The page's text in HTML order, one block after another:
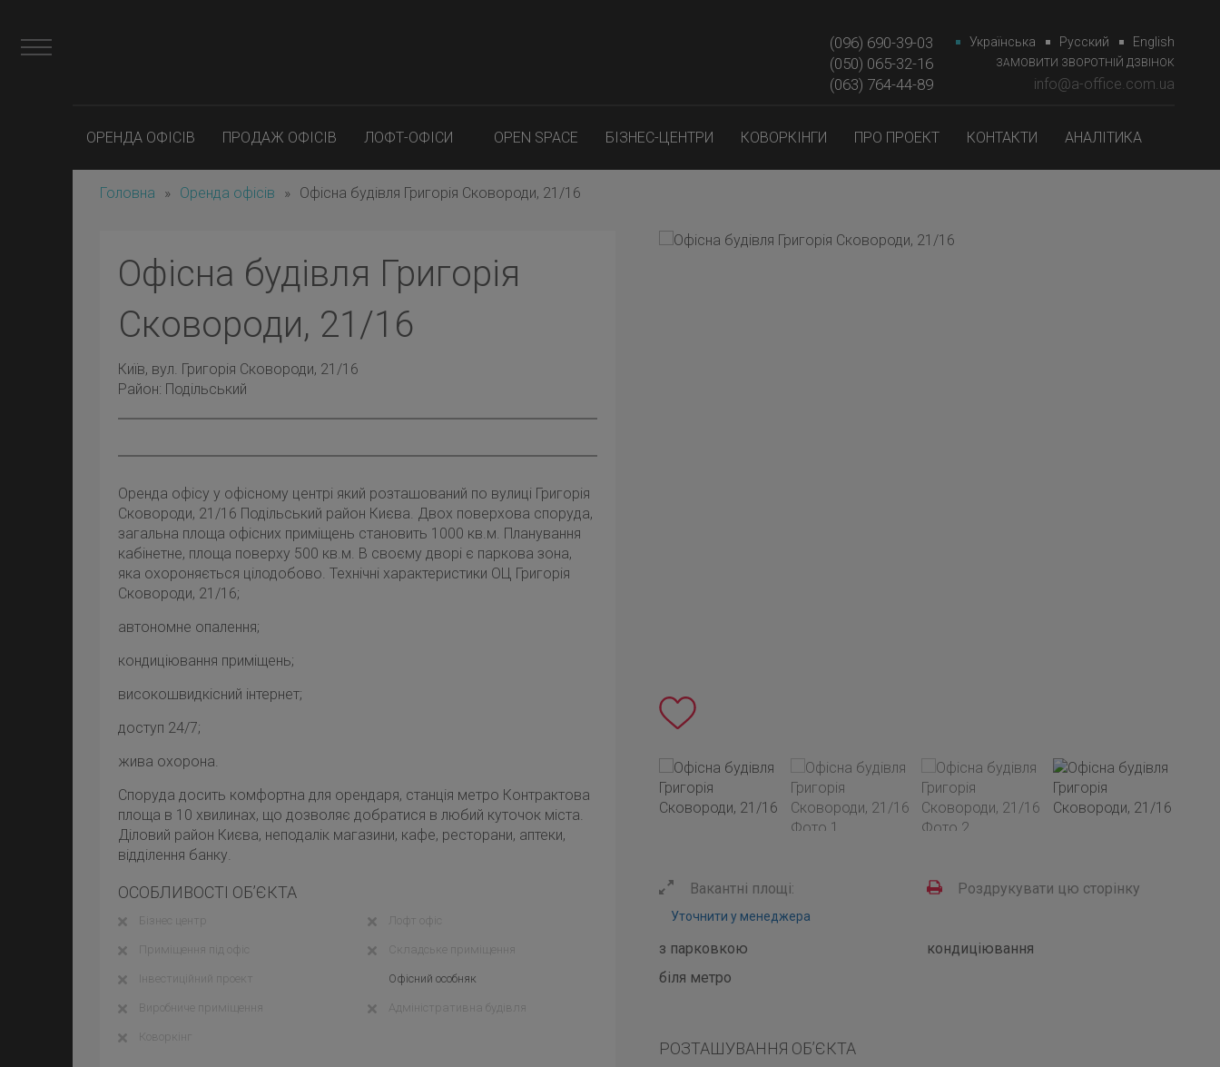
(096) 690-39-03
(050) 065-32-16
(063) 764-44-89‎‎
Українська Русский English
ЗАМОВИТИ ЗВОРОТНІЙ ДЗВІНОК
info@a-office.com.ua
ОРЕНДА ОФІСІВ ПРОДАЖ ОФІСІВ ЛОФТ-ОФІСИ OPEN SPACE БІЗНЕС-ЦЕНТРИ КОВОРКІНГИ ПРО ПРОЕКТ КОНТАКТИ АНАЛІТИКА
Головна » Оренда офісів » Офісна будівля Григорія Сковороди, 21/16
Офісна будівля Григорія
Сковороди, 21/16
Київ, вул. Григорія Сковороди, 21/16
Район: Подільський
Оренда офісу у офісному центрі який розташований по вулиці Григорія
Сковороди, 21/16 Подільський район Києва. Двох поверхова споруда,
загальна площа офісних приміщень становить 1000 кв.м. Планування
кабінетне, площа поверху 500 кв.м. В своєму дворі є паркова зона,
яка охороняється цілодобово. Технічні характеристики ОЦ Григорія
Сковороди, 21/16;
автономне опалення;
кондиціювання приміщень;
високошвидкісний інтернет;
доступ 24/7;
жива охорона.
Споруда досить комфортна для орендаря, станція метро Контрактова
площа в 10 хвилинах, що дозволяє добратися в любий куточок міста.
Діловий район Києва, неподалік магазини, кафе, ресторани, аптеки,
відділення банку.
ОСОБЛИВОСТІ ОБ’ЄКТА
Бізнес центр Лофт офіс
Приміщення під офіс Складське приміщення
Інвестиційний проект Офісний особняк
Виробниче приміщення Адміністративна будівля
Коворкінг
Вакантні площі:
Уточнити у менеджера
Роздрукувати цю сторінку
з парковкою
кондиціювання
біля метро
РОЗТАШУВАННЯ ОБ’ЄКТА